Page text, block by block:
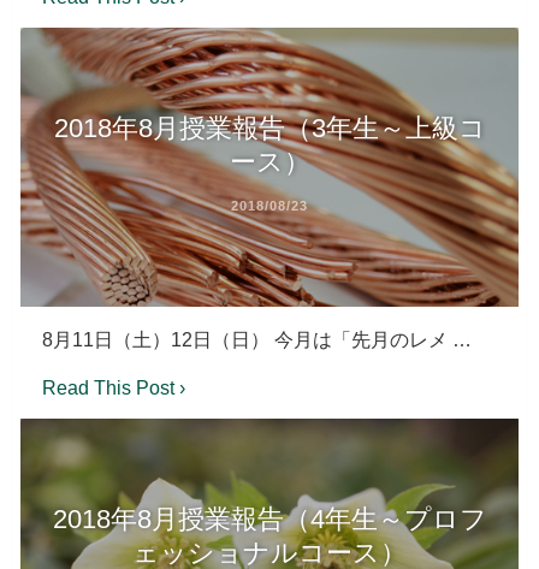
2018年8月授業報告（3年生～上級コ
ース）
2018/08/23
8月11日（土）12日（日） 今月は「先月のレメ …
Read This Post ›
2018年8月授業報告（4年生～プロフ
ェッショナルコース）